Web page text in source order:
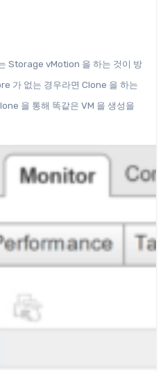
Storage vMotion 을 하는 것이 방
가 없는 경우라면 Clone 을 하는
을 통해 똑같은 VM 을 생성을